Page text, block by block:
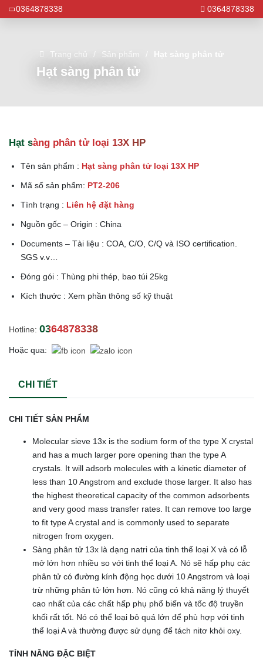
0364878338 0364878338
Trang chủ Sản phẩm Hạt sàng phân tử
Hạt sàng phân tử
Hạt sàng phân tử loại 13X HP
Tên sản phẩm : Hạt sàng phân tử loại 13X HP
Mã số sản phẩm: PT2-206
Tình trạng : Liên hệ đặt hàng
Nguồn gốc – Origin : China
Documents – Tài liệu : COA, C/O, C/Q và ISO certification.
SGS v.v…
Đóng gói : Thùng phi thép, bao túi 25kg
Kích thước : Xem phần thông số kỹ thuật
Hotline: 0364878338
Hoặc qua:
CHI TIẾT
CHI TIẾT SẢN PHẨM
Molecular sieve 13x is the sodium form of the type X crystal
and has a much larger pore opening than the type A
crystals. It will adsorb molecules with a kinetic diameter of
less than 10 Angstrom and exclude those larger. It also has
the highest theoretical capacity of the common adsorbents
and very good mass transfer rates. It can remove too large
to fit type A crystal and is commonly used to separate
nitrogen from oxygen.
Sàng phân tử 13x là dạng natri của tinh thể loại X và có lỗ
mở lớn hơn nhiều so với tinh thể loại A. Nó sẽ hấp phụ các
phân tử có đường kính động học dưới 10 Angstrom và loại
trừ những phân tử lớn hơn. Nó cũng có khả năng lý thuyết
cao nhất của các chất hấp phụ phổ biến và tốc độ truyền
khối rất tốt. Nó có thể loại bỏ quá lớn để phù hợp với tinh
thể loại A và thường được sử dụng để tách nitơ khỏi oxy.
TÍNH NĂNG ĐẶC BIỆT